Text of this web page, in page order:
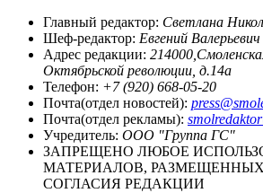
Главный редактор: Светлана
Шеф-редактор: Евгений
Адрес редакции:
Октябрьской революции, д.14а
Телефон: +7 (920) 668-05-20
Почта(отдел новостей):
Почта(отдел рекламы):
Учредитель: ООО "Группа ГС"
ЗАПРЕЩЕНО ЛЮБОЕ
МАТЕРИАЛОВ, РАЗМЕЩЕННЫХ
СОГЛАСИЯ РЕДАКЦИИ